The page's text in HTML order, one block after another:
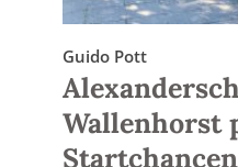
Guido Pott
Wallenhorst